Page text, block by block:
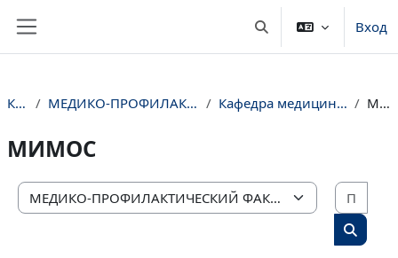
Изменить данныеВход
Курсы МЕДИКО-ПРОФИЛАКТИЧЕСКИЙ ФАКУЛЬТЕТ Кафедра медицинской профилактики МИМОС
МИМОС
Категории курсов
Поиск